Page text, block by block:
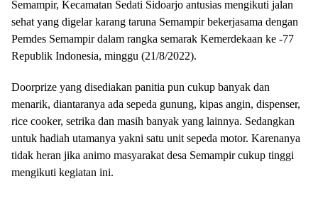
Semampir, Kecamatan Sedati Sidoarjo antusias mengikuti jalan
sehat yang digelar karang taruna Semampir bekerjasama dengan
Pemdes Semampir dalam rangka semarak Kemerdekaan ke -77
Republik Indonesia, minggu (21/8/2022).
Doorprize yang disediakan panitia pun cukup banyak dan
menarik, diantaranya ada sepeda gunung, kipas angin, dispenser,
rice cooker, setrika dan masih banyak yang lainnya. Sedangkan
untuk hadiah utamanya yakni satu unit sepeda motor. Karenanya
tidak heran jika animo masyarakat desa Semampir cukup tinggi
mengikuti kegiatan ini.